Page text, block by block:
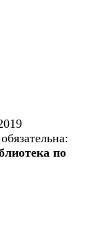
по